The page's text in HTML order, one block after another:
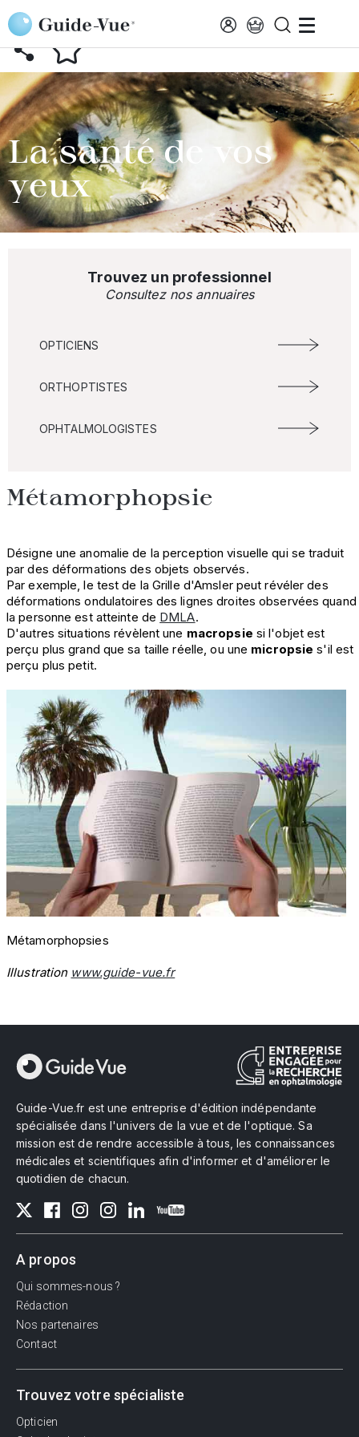
Aller au contenu principal
RETOUR AU GLOSSAIRE
La santé de vos
yeux
Trouvez un professionnel
Consultez nos annuaires
OPTICIENS
ORTHOPTISTES
OPHTALMOLOGISTES
Métamorphopsie
Désigne une anomalie de la perception visuelle qui se traduit
par des déformations des objets observés.
Par exemple, le test de la Grille d'Amsler peut révéler des
déformations ondulatoires des lignes droites observées quand
la personne est atteinte de DMLA.
D'autres situations révèlent une macropsie si l'objet est
perçu plus grand que sa taille réelle, ou une micropsie s'il est
perçu plus petit.
Métamorphopsies
Illustration www.guide-vue.fr
Guide-Vue.fr est une entreprise d'édition indépendante
spécialisée dans l'univers de la vue et de l'optique. Sa
mission est de rendre accessible à tous, les connaissances
médicales et scientifiques afin d'informer et d'améliorer le
quotidien de chacun.
A propos
Qui sommes-nous ?
Rédaction
Nos partenaires
Contact
Trouvez votre spécialiste
Opticien